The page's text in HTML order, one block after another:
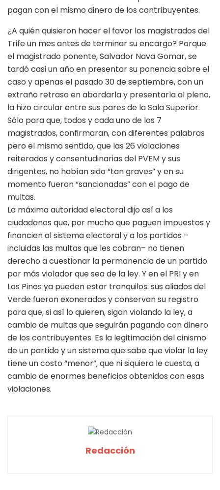
pagan con el mismo dinero de los contribuyentes.
¿A quién quisieron hacer el favor los magistrados del
Trife un mes antes de terminar su encargo? Porque
el magistrado ponente, Salvador Nava Gomar, se
tardó casi un año en presentar su ponencia sobre el
caso y apenas el pasado 30 de septiembre, con un
extraño retraso en abordarla y presentarla al pleno,
la hizo circular entre sus pares de la Sala Superior.
Sólo para que, todos y cada uno de los 7
magistrados, confirmaran, con diferentes palabras
pero el mismo sentido, que las 26 violaciones
reiteradas y consentudinarias del PVEM y sus
dirigentes, no habían sido “tan graves” y en su
momento fueron “sancionadas” con el pago de
multas.
La máxima autoridad electoral dijo así a los
ciudadanos que, por mucho que paguen impuestos y
financien al sistema electoral y a los partidos –
incluidas las multas que les cobran– no tienen
derecho a cuestionar la permanencia de un partido
por más violador que sea de la ley. Y en el PRI y en
Los Pinos ya pueden estar tranquilos: sus aliados del
Verde fueron exonerados y conservan su registro
para que, si así lo quieren, sigan violando la ley, a
cambio de multas que seguirán pagando con dinero
de los contribuyentes. Es la legitimación del cinismo
de un partido y un sistema que sabe que violar la ley
tiene un costo “menor”, que ni siquiera le cuesta, a
cambio de enormes beneficios obtenidos con esas
violaciones.
Redacción